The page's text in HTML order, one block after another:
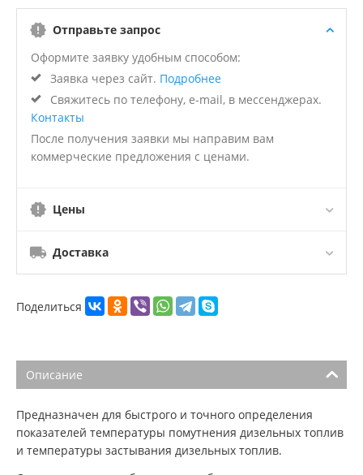
Отправьте запрос
Оформите заявку удобным способом:
Заявка через сайт. Подробнее
Свяжитесь по телефону, e-mail, в мессенджерах.
Контакты
После получения заявки мы направим вам
коммерческие предложения с ценами.
Цены
Доставка
Поделиться
Описание
Предназначен для быстрого и точного определения
показателей температуры помутнения дизельных топлив
и температуры застывания дизельных топлив.